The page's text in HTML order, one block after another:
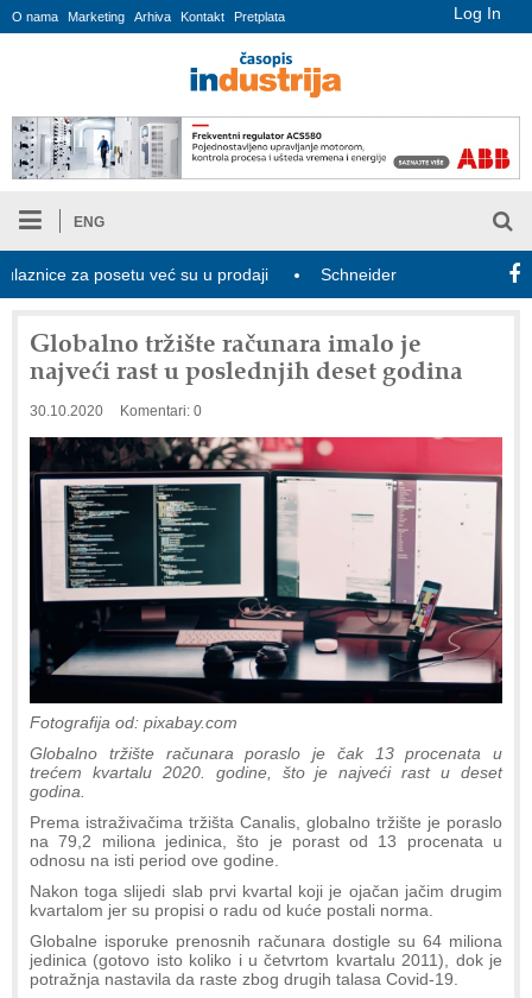
Log In
O nama Marketing Arhiva Kontakt Pretplata
ENG
za posetu već su u prodaji Schneider Electric i Kraken
Globalno tržište računara imalo je
najveći rast u poslednjih deset godina
30.10.2020 Komentari: 0
Fotografija od: pixabay.com
Globalno tržište računara poraslo je čak 13 procenata u
trećem kvartalu 2020. godine, što je najveći rast u deset
godina.
Prema istraživačima tržišta Canalis, globalno tržište je poraslo
na 79,2 miliona jedinica, što je porast od 13 procenata u
odnosu na isti period ove godine.
Nakon toga slijedi slab prvi kvartal koji je ojačan jačim drugim
kvartalom jer su propisi o radu od kuće postali norma.
Globalne isporuke prenosnih računara dostigle su 64 miliona
jedinica (gotovo isto koliko i u četvrtom kvartalu 2011), dok je
potražnja nastavila da raste zbog drugih talasa Covid-19.